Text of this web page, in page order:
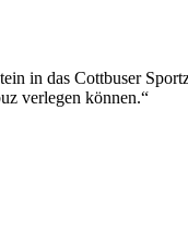
in das Cottbuser
verlegen können.“